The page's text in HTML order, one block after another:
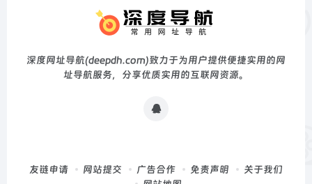
深度网址导航(deepdh.com)致力于为用户提供便捷实用的网
址导航服务，分享优质实用的互联网资源。
友链申请 网站提交 广告合作 免责声明
关于我们